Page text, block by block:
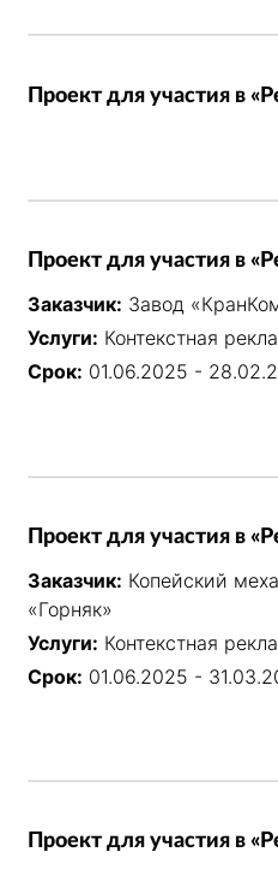
Проект для участия в
Проект для участия в
Заказчик: Завод
Услуги: Контекстная
Срок: 01.06.2025 -
Проект для участия в
Заказчик: Копейский
«Горняк»
Услуги: Контекстная
Срок: 01.06.2025 -
Проект для участия в